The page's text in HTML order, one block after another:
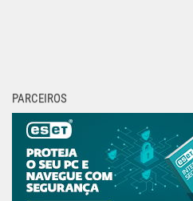
PARCEIROS